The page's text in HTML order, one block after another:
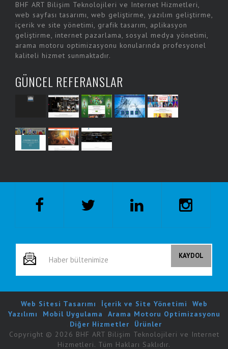
BHF ART Bilişim Teknolojileri ve Internet Hizmetleri,
web sayfası tasarımı, web geliştirme, yazılım geliştirme,
içerik ve site yönetimi, grafik tasarım, aplikasyon
geliştirme, internet pazarlama, sosyal medya yönetimi,
arama motoru optimizasyonu konularında profesyonel
kaliteli hizmet sunmaktadır.
GÜNCEL REFERANSLAR
Web Sitesi Tasarımı İçerik ve Site Yönetimi
Web
Yazılımı
Mobil Uygulama
Arama Motoru Optimizasyonu
Diğer Hizmetler
Ürünler
Copyright © 2026 BHF ART Bilişim Teknolojileri ve Internet
Hizmetleri. Tüm Hakları Saklıdır.